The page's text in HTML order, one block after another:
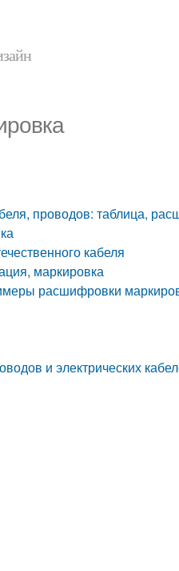
проводов: таблица,
кабеля
маркировка
расшифровки
и электрических